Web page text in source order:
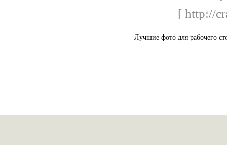
[ http://
Лучшие фото для рабочего